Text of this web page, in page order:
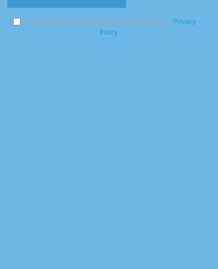
Prima di inviare i dati, leggi e accetta la nostra Privacy
Policy.